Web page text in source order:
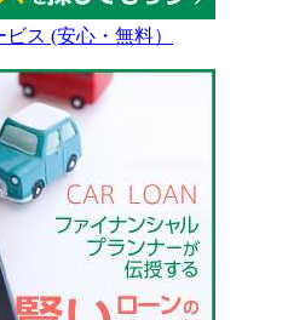
ス (安心・無料）